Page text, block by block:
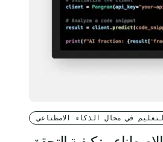
في مجال الذكاء الاصطناعي